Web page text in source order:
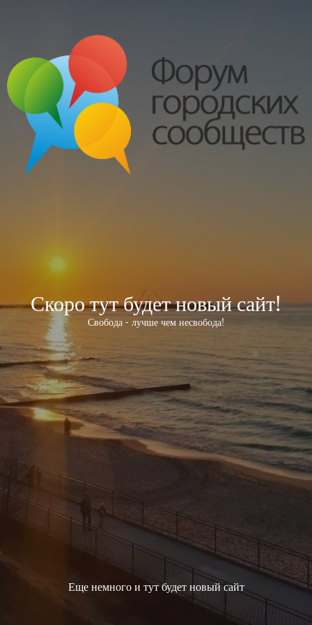
Скоро тут будет новый сайт!
Свобода - лучше чем несвобода!
Еще немного и тут будет новый сайт